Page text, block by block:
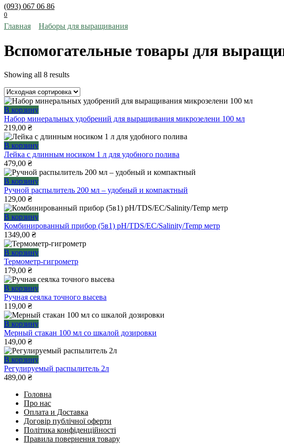
(093) 067 06 86
0
Главная Наборы для выращивания
Вспомогательные товары для
Showing all 8 results
В корзину
Набор минеральных удобрений для выращивания микрозелени 100 мл
219,00 ₴
В корзину
Лейка с длинным носиком 1 л для удобного полива
479,00 ₴
В корзину
Ручной распылитель 200 мл – удобный и компактный
129,00 ₴
В корзину
Комбинированный прибор (5в1) pH/TDS/ЕС/Salinity/Temp метр
1349,00 ₴
В корзину
Термометр-гигрометр
179,00 ₴
В корзину
Ручная сеялка точного высева
119,00 ₴
В корзину
Мерный стакан 100 мл со шкалой дозировки
149,00 ₴
В корзину
Регулируемый распылитель 2л
489,00 ₴
Головна
Про нас
Оплата и Доставка
Договір публічної оферти
Політика конфіденційності
Правила повернення товару